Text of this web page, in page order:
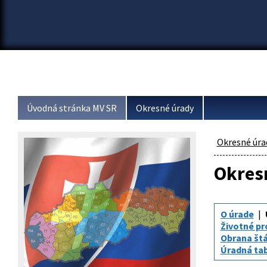
Úvodná stránka MV SR Okresné úrady
Okresné
O úrade
Životné
Obrana
Úradná